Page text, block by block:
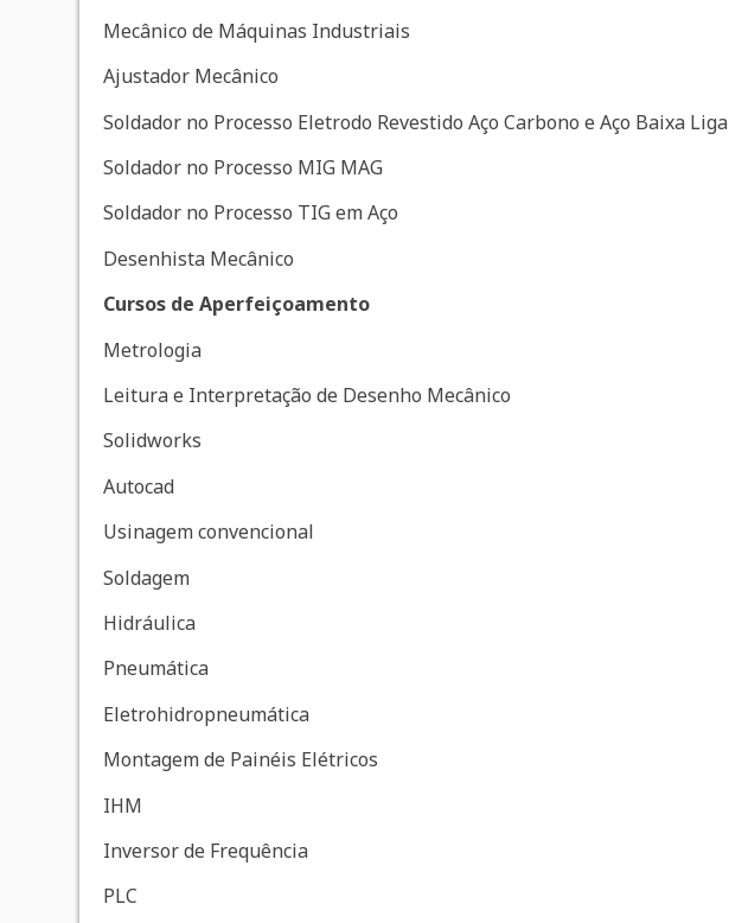
Mecânico de Máquinas Industriais
Ajustador Mecânico
Soldador no Processo Eletrodo Revestido Aço Carbono e Aço Baixa Liga
Soldador no Processo MIG MAG
Soldador no Processo TIG em Aço
Desenhista Mecânico
Cursos de Aperfeiçoamento
Metrologia
Leitura e Interpretação de Desenho Mecânico
Solidworks
Autocad
Usinagem convencional
Soldagem
Hidráulica
Pneumática
Eletrohidropneumática
Montagem de Painéis Elétricos
IHM
Inversor de Frequência
PLC